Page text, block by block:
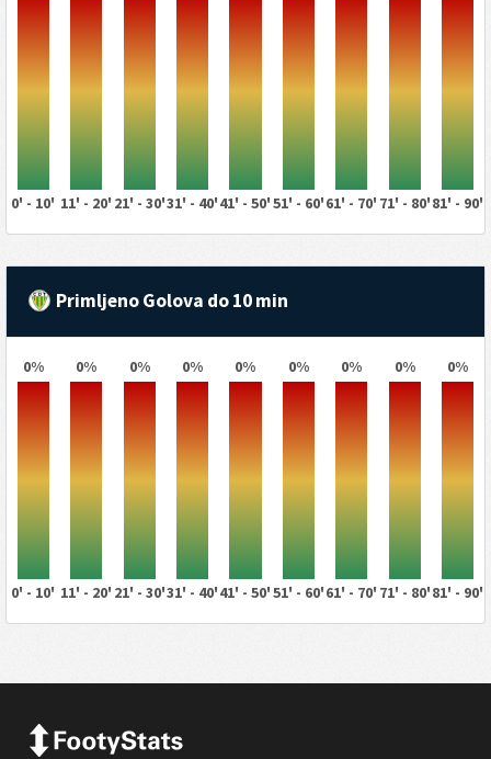
0' - 10' 11' - 20' 21' - 30'31' - 40'41' - 50'51' - 60'61' - 70' 71' - 80'81' - 90'
Primljeno Golova do 10 min
0% 0% 0% 0% 0% 0% 0% 0% 0%
0' - 10' 11' - 20' 21' - 30'31' - 40'41' - 50'51' - 60'61' - 70' 71' - 80'81' - 90'